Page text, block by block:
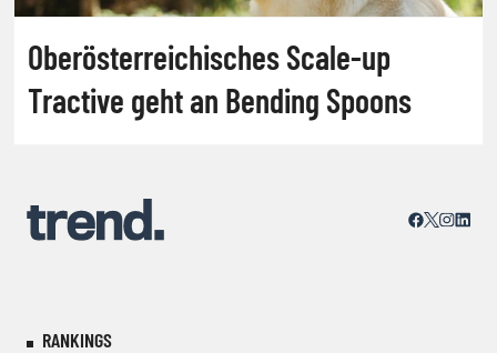
Oberösterreichisches Scale-up
Tractive geht an Bending Spoons
RANKINGS